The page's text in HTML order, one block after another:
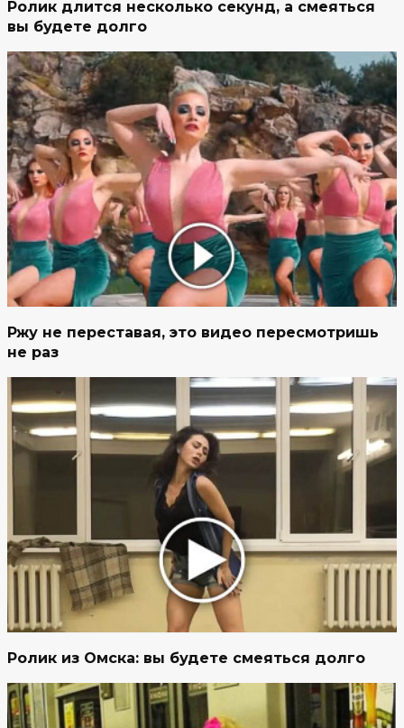
Ролик длится несколько секунд, а смеяться
вы будете долго
Ржу не переставая, это видео пересмотришь
не раз
Ролик из Омска: вы будете смеяться долго